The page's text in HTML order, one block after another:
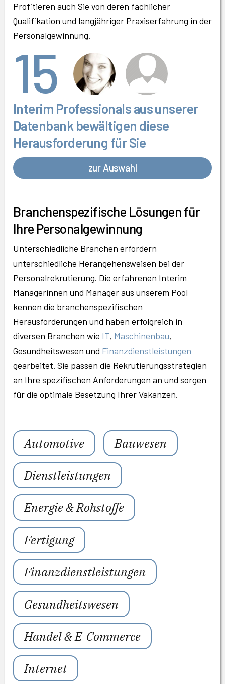
Profitieren auch Sie von deren fachlicher
Qualifikation und langjähriger Praxiserfahrung in der
Personalgewinnung.
15
Interim Professionals aus unserer
Datenbank bewältigen diese
Herausforderung für Sie
zur Auswahl
Branchenspezifische Lösungen für
Ihre Personalgewinnung
Unterschiedliche Branchen erfordern
unterschiedliche Herangehensweisen bei der
Personalrekrutierung. Die erfahrenen Interim
Managerinnen und Manager aus unserem Pool
kennen die branchenspezifischen
Herausforderungen und haben erfolgreich in
diversen Branchen wie IT, Maschinenbau,
Gesundheitswesen und Finanzdienstleistungen
gearbeitet. Sie passen die Rekrutierungsstrategien
an Ihre spezifischen Anforderungen an und sorgen
für die optimale Besetzung Ihrer Vakanzen.
Automotive
Bauwesen
Dienstleistungen
Energie & Rohstoffe
Fertigung
Finanzdienstleistungen
Gesundheitswesen
Handel & E-Commerce
Internet